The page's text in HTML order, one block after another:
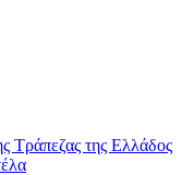
Τράπεζας της Ελλάδος